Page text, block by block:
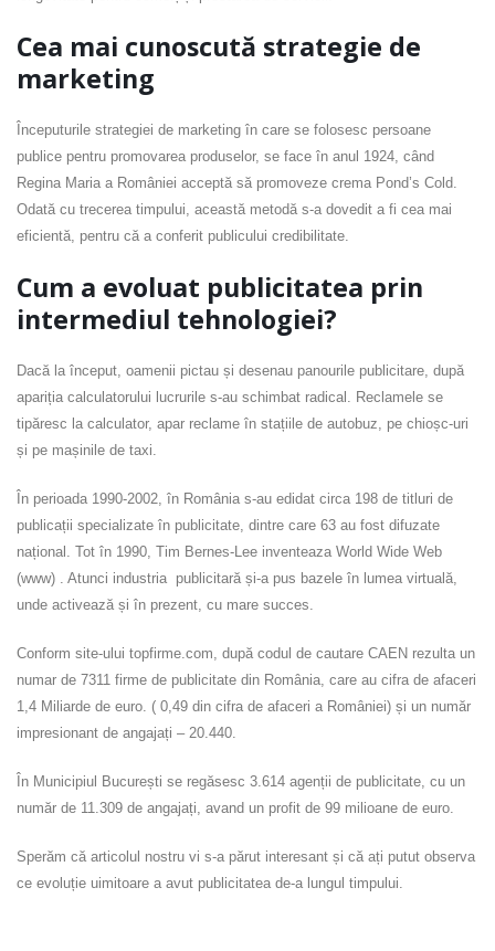
Cea mai cunoscută strategie de
marketing
Începuturile strategiei de marketing în care se folosesc persoane
publice pentru promovarea produselor, se face în anul 1924, când
Regina Maria a României acceptă să promoveze crema Pond’s Cold.
Odată cu trecerea timpului, această metodă s-a dovedit a fi cea mai
eficientă, pentru că a conferit publicului credibilitate.
Cum a evoluat publicitatea prin
intermediul tehnologiei?
Dacă la început, oamenii pictau și desenau panourile publicitare, după
apariția calculatorului lucrurile s-au schimbat radical. Reclamele se
tipăresc la calculator, apar reclame în stațiile de autobuz, pe chioșc-uri
și pe mașinile de taxi.
În perioada 1990-2002, în România s-au edidat circa 198 de titluri de
publicații specializate în publicitate, dintre care 63 au fost difuzate
național. Tot în 1990, Tim Bernes-Lee inventeaza World Wide Web
(www) . Atunci industria publicitară și-a pus bazele în lumea virtuală,
unde activează și în prezent, cu mare succes.
Conform site-ului topfirme.com, după codul de cautare CAEN rezulta un
numar de 7311 firme de publicitate din România, care au cifra de afaceri
1,4 Miliarde de euro. ( 0,49 din cifra de afaceri a României) și un număr
impresionant de angajați – 20.440.
În Municipiul București se regăsesc 3.614 agenții de publicitate, cu un
număr de 11.309 de angajați, avand un profit de 99 milioane de euro.
Sperăm că articolul nostru vi s-a părut interesant și că ați putut observa
ce evoluție uimitoare a avut publicitatea de-a lungul timpului.